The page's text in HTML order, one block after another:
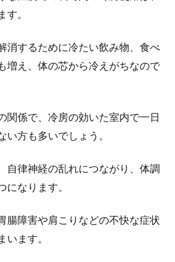
レディース防寒コーデは？
かっこいい女性の定番と聞いて思い浮かぶコー
題！着こなし術のポイント
ャツにネイビーを合わせるコーデが注目されて
います。...
。
消するために冷たい飲み物、食べ
増え、体の芯から冷えがちなので
関係で、冷房の効いた室内で一日
い方も多いでしょう。
自律神経の乱れにつながり、体調
になります。
腸障害や肩こりなどの不快な症状
います。